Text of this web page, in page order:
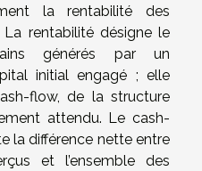
la rentabilité des
La rentabilité désigne le
générés par un
initial engagé ; elle
flow, de la structure
attendu. Le cash-
la différence nette entre
et l’ensemble des